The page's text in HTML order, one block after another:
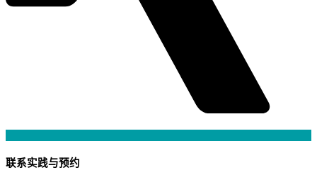
联系实践与预约